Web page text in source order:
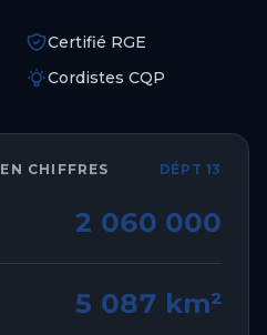
Certifié RGE
Cordistes CQP
EN CHIFFRES DÉPT 13
2 060 000
5 087 km²